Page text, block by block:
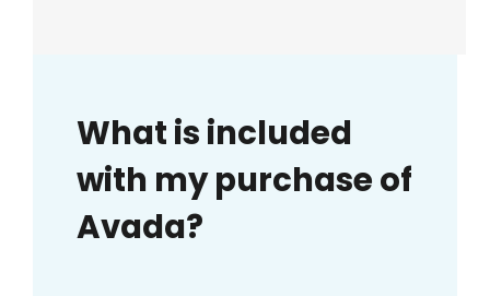
What is included
with my purchase of
Avada?